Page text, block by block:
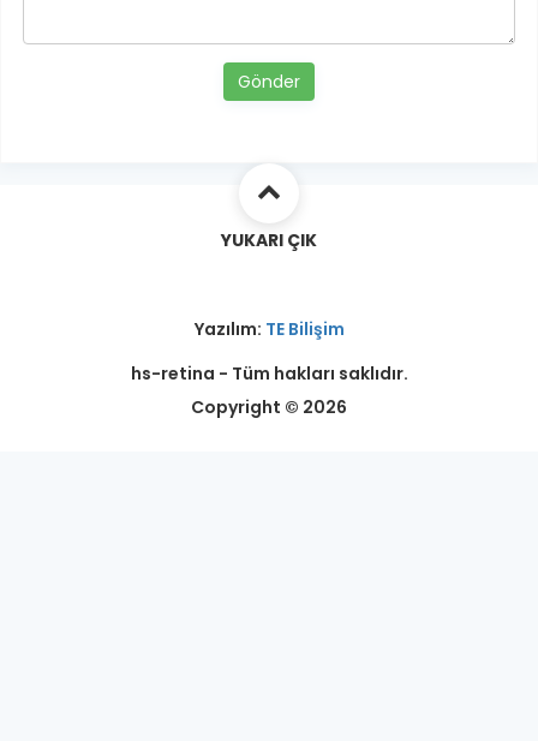
Gönder
YUKARI ÇIK
Yazılım: TE Bilişim
hs-retina - Tüm hakları saklıdır.
Copyright © 2026